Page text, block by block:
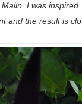
Malin. I was inspired.
and the result is